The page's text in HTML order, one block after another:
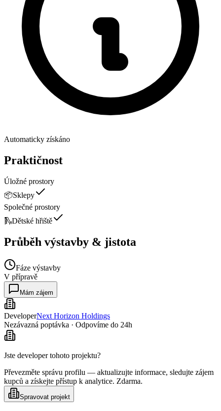
Automaticky získáno
Praktičnost
Úložné prostory
📦Sklepy
Společné prostory
🛝Dětské hřiště
Průběh výstavby & jistota
Fáze výstavby
V přípravě
Mám zájem
DeveloperNext Horizon Holdings
Nezávazná poptávka · Odpovíme do 24h
Jste developer tohoto projektu?
Převezměte správu profilu — aktualizujte informace, sledujte zájem
kupců a získejte přístup k analytice. Zdarma.
Spravovat projekt